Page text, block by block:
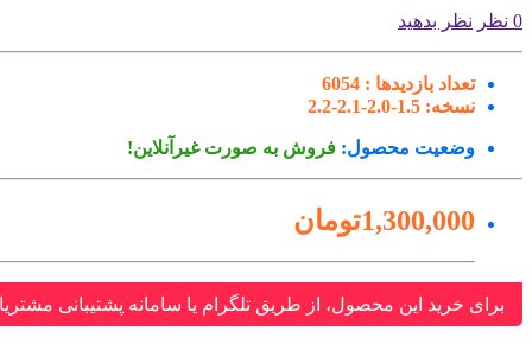
0 نظر نظر بدهید
تعداد بازدیدها : 6054
نسخه: 1.5-2.0-2.1-2.2
وضعیت محصول: فروش به صورت غیرآنلاین!
1,300,000تومان
برای خرید این محصول، از طریق تلگرام یا سامانه پشتیبانی